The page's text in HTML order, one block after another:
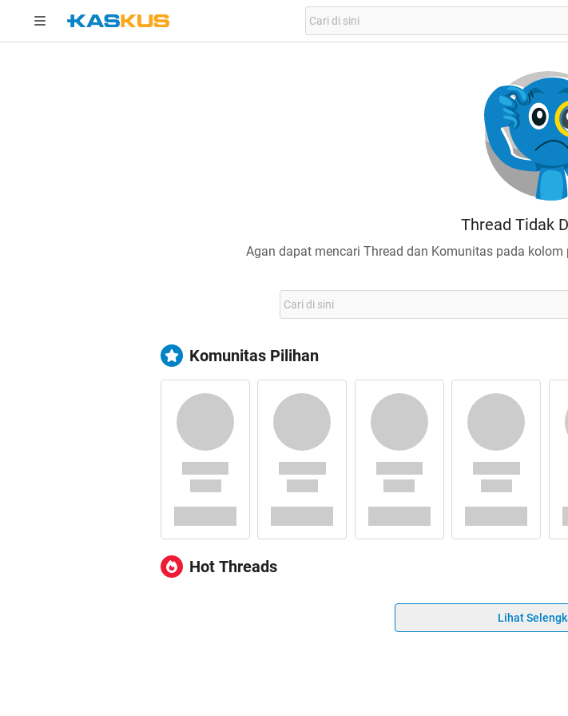
Thread Tidak
Agan dapat mencari Thread dan Komunitas pada
Komunitas Pilihan
Hot Threads
Lihat